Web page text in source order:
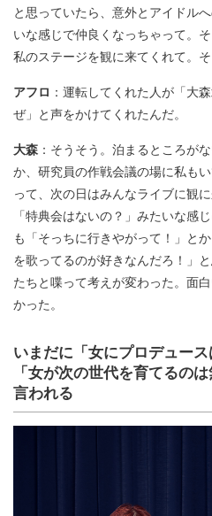
と思っていたら、意外とアイドル
いな感じで仲良くなっちゃって。
私のステージを観に来てくれて。そ
アフロ ：運転してくれた人が「大
ぜ」と声をかけてくれたんだ。
大森 ：そうそう。泊まるところが
か、研究員の作戦会議の場に私も
って、次の日はみんなライブに観
「特典会はないの？」みたいな感
も「そっちに行きやがって！」と
を歌ってるのが好きなんだろ！」
たちと喋って考えが変わった。面
かった。
いまだに「女にプロデュー
「女が次の世代を育てるの
言われる